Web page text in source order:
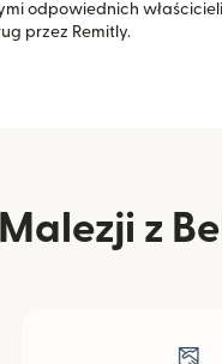
odpowiednich
przez Remitly.
z